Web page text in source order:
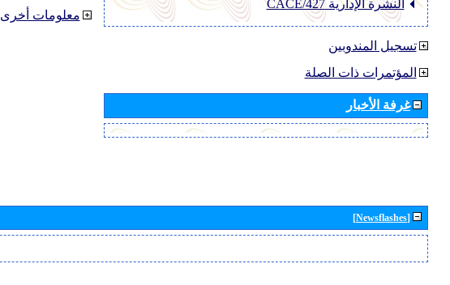
معلومات أخرى
النشرة الإدارية CACE/427
تسجيل المندوبين
المؤتمرات ذات الصلة
غرفة الأخبار
[Newsflashes]